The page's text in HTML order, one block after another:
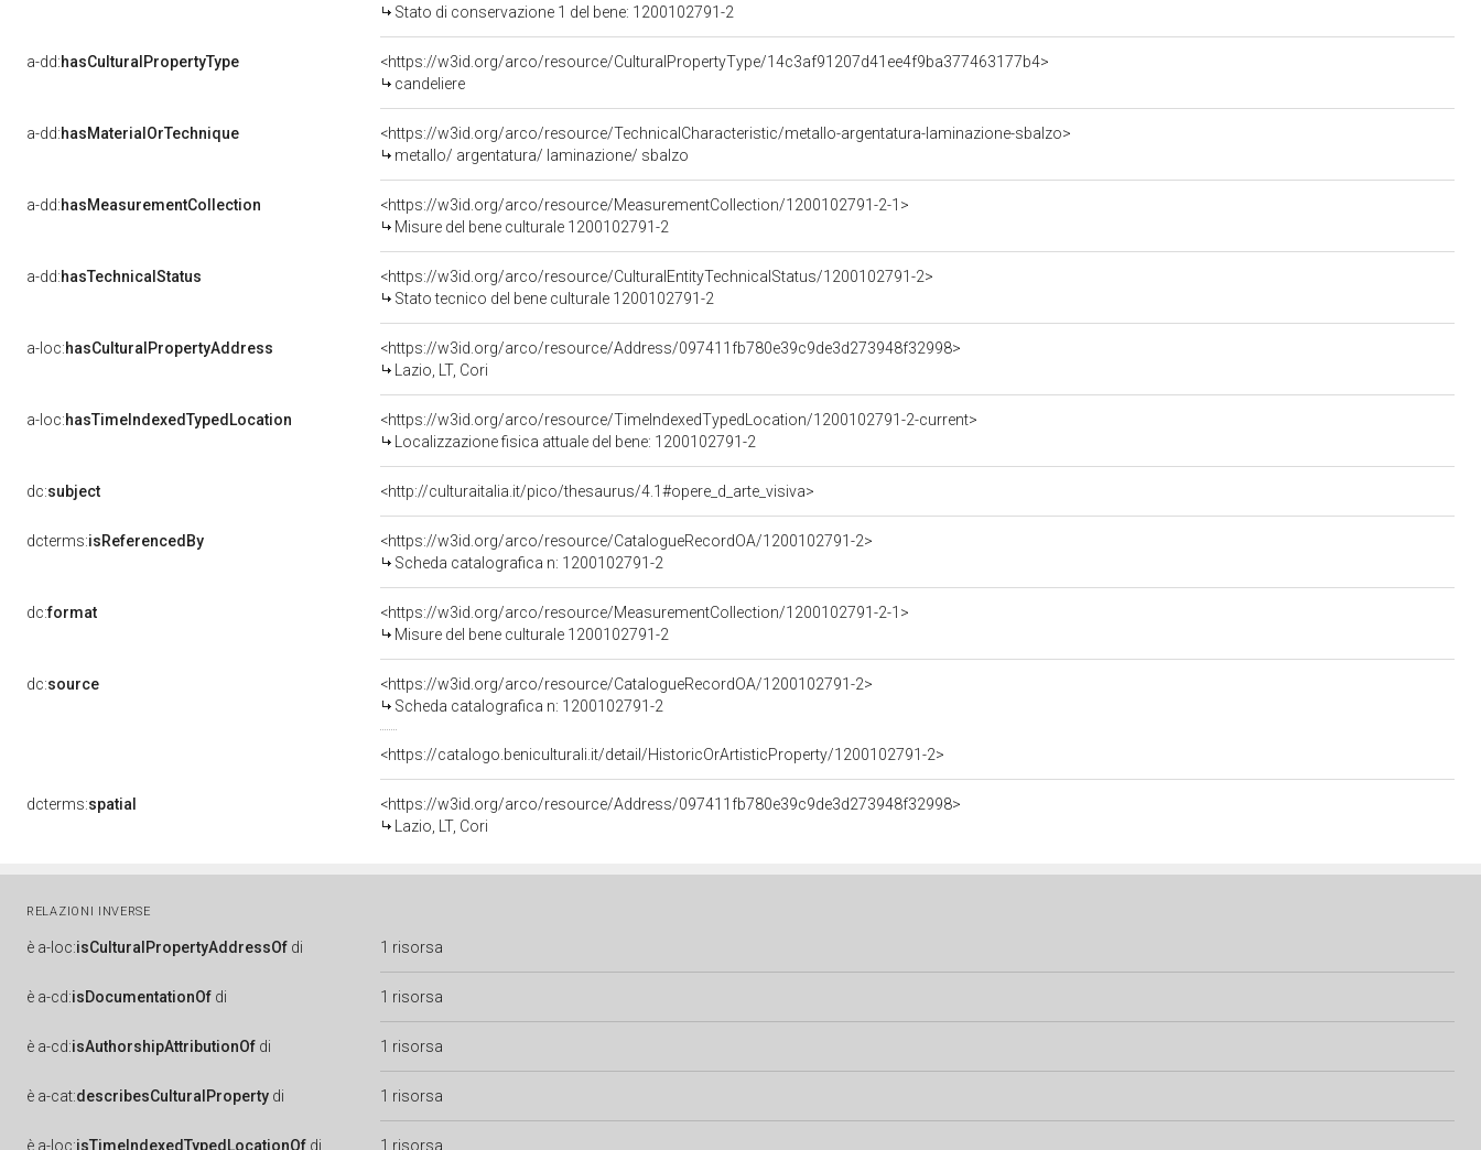
Stato di conservazione 1 del bene: 1200102791-2
a-dd:hasCulturalPropertyType
<https://w3id.org/arco/resource/CulturalPropertyType/14c3af91207d41ee4f9ba377463177b4>
candeliere
a-dd:hasMaterialOrTechnique
<https://w3id.org/arco/resource/TechnicalCharacteristic/metallo-argentatura-laminazione-sbalzo>
metallo/ argentatura/ laminazione/ sbalzo
a-dd:hasMeasurementCollection
<https://w3id.org/arco/resource/MeasurementCollection/1200102791-2-1>
Misure del bene culturale 1200102791-2
a-dd:hasTechnicalStatus
<https://w3id.org/arco/resource/CulturalEntityTechnicalStatus/1200102791-2>
Stato tecnico del bene culturale 1200102791-2
a-loc:hasCulturalPropertyAddress
<https://w3id.org/arco/resource/Address/097411fb780e39c9de3d273948f32998>
Lazio, LT, Cori
a-loc:hasTimeIndexedTypedLocation
<https://w3id.org/arco/resource/TimeIndexedTypedLocation/1200102791-2-current>
Localizzazione fisica attuale del bene: 1200102791-2
dc:subject <http://culturaitalia.it/pico/thesaurus/4.1#opere_d_arte_visiva>
dcterms:isReferencedBy
<https://w3id.org/arco/resource/CatalogueRecordOA/1200102791-2>
Scheda catalografica n: 1200102791-2
dc:format
<https://w3id.org/arco/resource/MeasurementCollection/1200102791-2-1>
Misure del bene culturale 1200102791-2
dc:source
<https://w3id.org/arco/resource/CatalogueRecordOA/1200102791-2>
Scheda catalografica n: 1200102791-2
<https://catalogo.beniculturali.it/detail/HistoricOrArtisticProperty/1200102791-2>
dcterms:spatial
<https://w3id.org/arco/resource/Address/097411fb780e39c9de3d273948f32998>
Lazio, LT, Cori
RELAZIONI INVERSE
è a-loc:isCulturalPropertyAddressOf di 1 risorsa
è a-cd:isDocumentationOf di 1 risorsa
è a-cd:isAuthorshipAttributionOf di 1 risorsa
è a-cat:describesCulturalProperty di 1 risorsa
è a-loc:isTimeIndexedTypedLocationOf di 1 risorsa